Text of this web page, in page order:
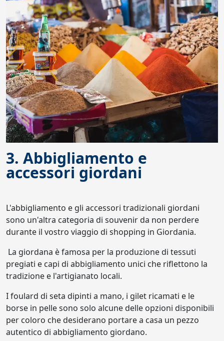
3. Abbigliamento e
accessori giordani
L'abbigliamento e gli accessori tradizionali giordani
sono un'altra categoria di souvenir da non perdere
durante il vostro viaggio di shopping in Giordania.
La giordana è famosa per la produzione di tessuti
pregiati e capi di abbigliamento unici che riflettono la
tradizione e l'artigianato locali.
I foulard di seta dipinti a mano, i gilet ricamati e le
borse in pelle sono solo alcune delle opzioni disponibili
per coloro che desiderano portare a casa un pezzo
autentico di abbigliamento giordano.